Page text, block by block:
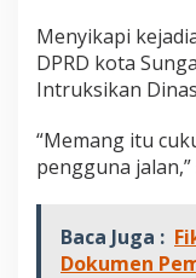
Menyikapi
DPRD kota
Intruksikan
“Memang itu
pengguna
Baca Juga :
Dokumen